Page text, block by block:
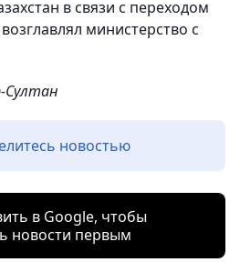
в связи с переходом
министерство с
Султан
новостью
в Google, чтобы
новости первым